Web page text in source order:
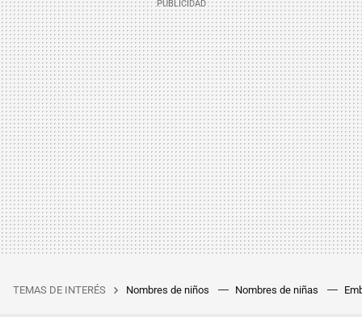
TEMAS DE INTERÉS Nombres de niños Nombres de niñas